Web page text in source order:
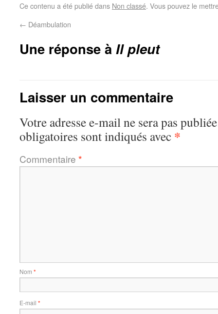
Ce contenu a été publié dans Non classé. Vous pouvez le
← Déambulation
Une réponse à Il pleut
Laisser un commentaire
Votre adresse e-mail ne sera pas
obligatoires sont indiqués avec *
Commentaire *
Nom *
E-mail *